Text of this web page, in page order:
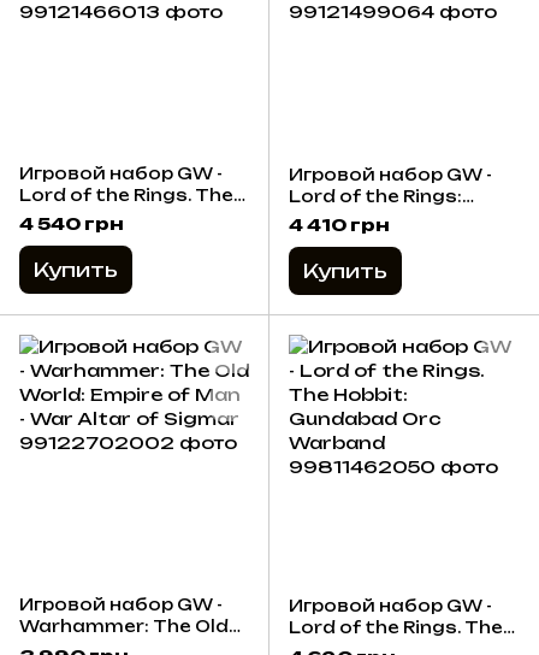
Игровой набор GW -
Lord of the Rings. The
Hobbit: Tom, Bill, and
Bert – The Trolls
4 540 грн
Купить
Игровой набор GW -
Lord of the Rings:
Rohan Watchtower
and Palisades
4 410 грн
Купить
Игровой набор GW -
Warhammer: The Old
World: Empire of Man -
Игровой набор GW -
Lord of the Rings. The
Hobbit: Gundabad Orc